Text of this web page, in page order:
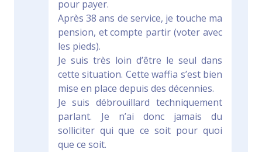
pour payer.
Après 38 ans de service, je touche ma
pension, et compte partir (voter avec
les pieds).
Je suis très loin d’être le seul dans
cette situation. Cette waffia s’est bien
mise en place depuis des décennies.
Je suis débrouillard techniquement
parlant. Je n’ai donc jamais du
solliciter qui que ce soit pour quoi
que ce soit.